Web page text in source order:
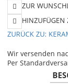
ZUR
HINZUFÜGEN
ZURÜCK ZU:
Wir versenden
Per